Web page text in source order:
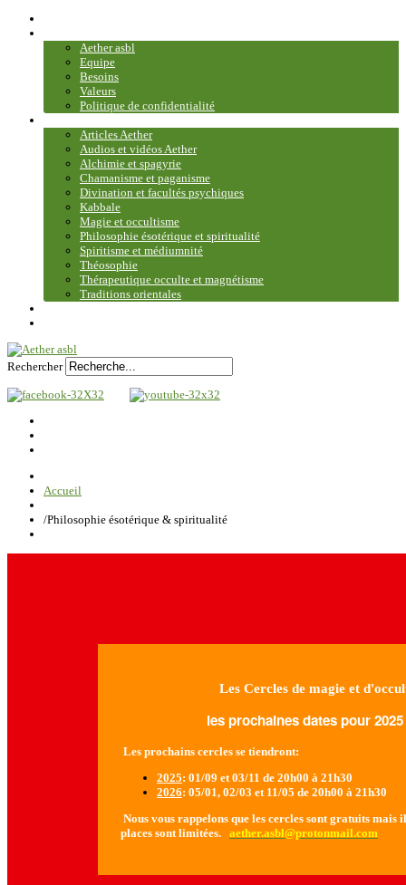
Aether asbl
Equipe
Besoins
Valeurs
Politique de confidentialité
Articles Aether
Audios et vidéos Aether
Alchimie et spagyrie
Chamanisme et paganisme
Divination et facultés psychiques
Kabbale
Magie et occultisme
Philosophie ésotérique et spiritualité
Spiritisme et médiumnité
Théosophie
Thérapeutique occulte et magnétisme
Traditions orientales
Rechercher
Accueil
/Philosophie ésotérique & spiritualité
Les Cercles de magie et
les prochaines dates pour 2025
Les prochains cercles se tiendront:
2025: 01/09 et 03/11 de 20h00 à 21h30
2026: 05/01, 02/03 et 11/05 de 20h00 à 21h30
Nous vous rappelons que les cercles sont gratuits
places sont limitées. aether.asbl@protonmail.com